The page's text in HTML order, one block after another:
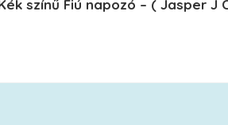
színű Fiú napozó – ( Jasper J